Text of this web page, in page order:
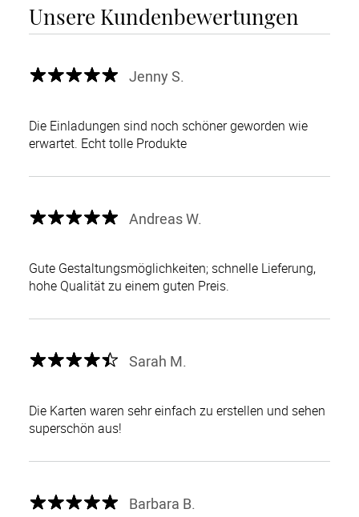
Unsere Kundenbewertungen
Jenny S.
Die Einladungen sind noch schöner geworden wie
erwartet. Echt tolle Produkte
Andreas W.
Gute Gestaltungsmöglichkeiten; schnelle Lieferung,
hohe Qualität zu einem guten Preis.
Sarah M.
Die Karten waren sehr einfach zu erstellen und sehen
superschön aus!
Barbara B.